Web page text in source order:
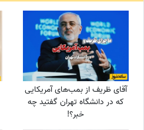
آقای ظریف از بمب‌های آمریکایی
که در دانشگاه تهران گفتید چه
خبر؟!